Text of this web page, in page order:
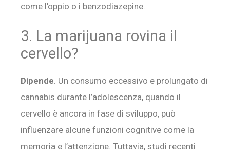
come l’oppio o i benzodiazepine.
3. La marijuana rovina il
cervello?
Dipende. Un consumo eccessivo e prolungato di
cannabis durante l’adolescenza, quando il
cervello è ancora in fase di sviluppo, può
influenzare alcune funzioni cognitive come la
memoria e l’attenzione. Tuttavia, studi recenti